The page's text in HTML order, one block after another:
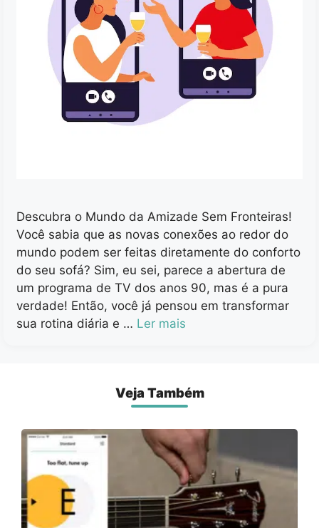
Descubra o Mundo da Amizade Sem Fronteiras!
Você sabia que as novas conexões ao redor do
mundo podem ser feitas diretamente do conforto
do seu sofá? Sim, eu sei, parece a abertura de
um programa de TV dos anos 90, mas é a pura
verdade! Então, você já pensou em transformar
sua rotina diária e … Ler mais
Veja Também